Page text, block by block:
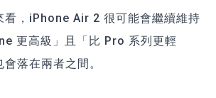
看，iPhone Air 2 很可能會繼續維持
更高級」且「比 Pro 系列更輕
落在兩者之間。